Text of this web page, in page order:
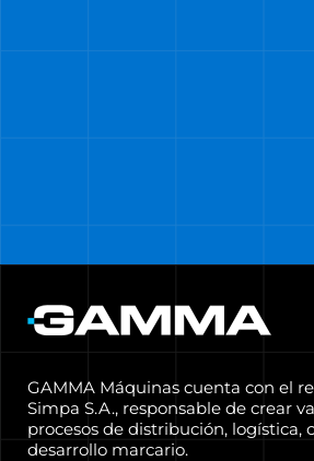
GAMMA Máquinas cuenta con el
Simpa S.A., responsable de crear
procesos de distribución, logística,
desarrollo marcario.